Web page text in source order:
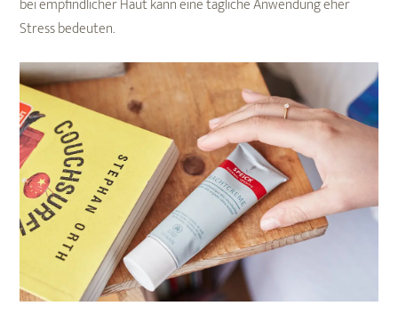
bei empfindlicher Haut kann eine tägliche Anwendung eher
Stress bedeuten.